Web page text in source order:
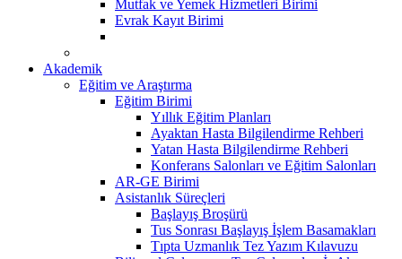
Mutfak ve Yemek Hizmetleri Birimi
Evrak Kayıt Birimi
Akademik
Eğitim ve Araştırma
Eğitim Birimi
Yıllık Eğitim Planları
Ayaktan Hasta Bilgilendirme Rehberi
Yatan Hasta Bilgilendirme Rehberi
Konferans Salonları ve Eğitim Salonları
AR-GE Birimi
Asistanlık Süreçleri
Başlayış Broşürü
Tus Sonrası Başlayış İşlem Basamakları
Tıpta Uzmanlık Tez Yazım Kılavuzu